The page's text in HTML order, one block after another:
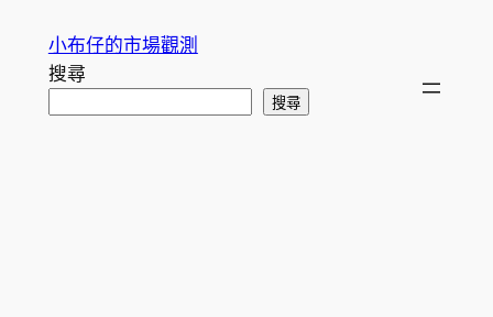
小布仔的市場觀測
搜尋
搜尋